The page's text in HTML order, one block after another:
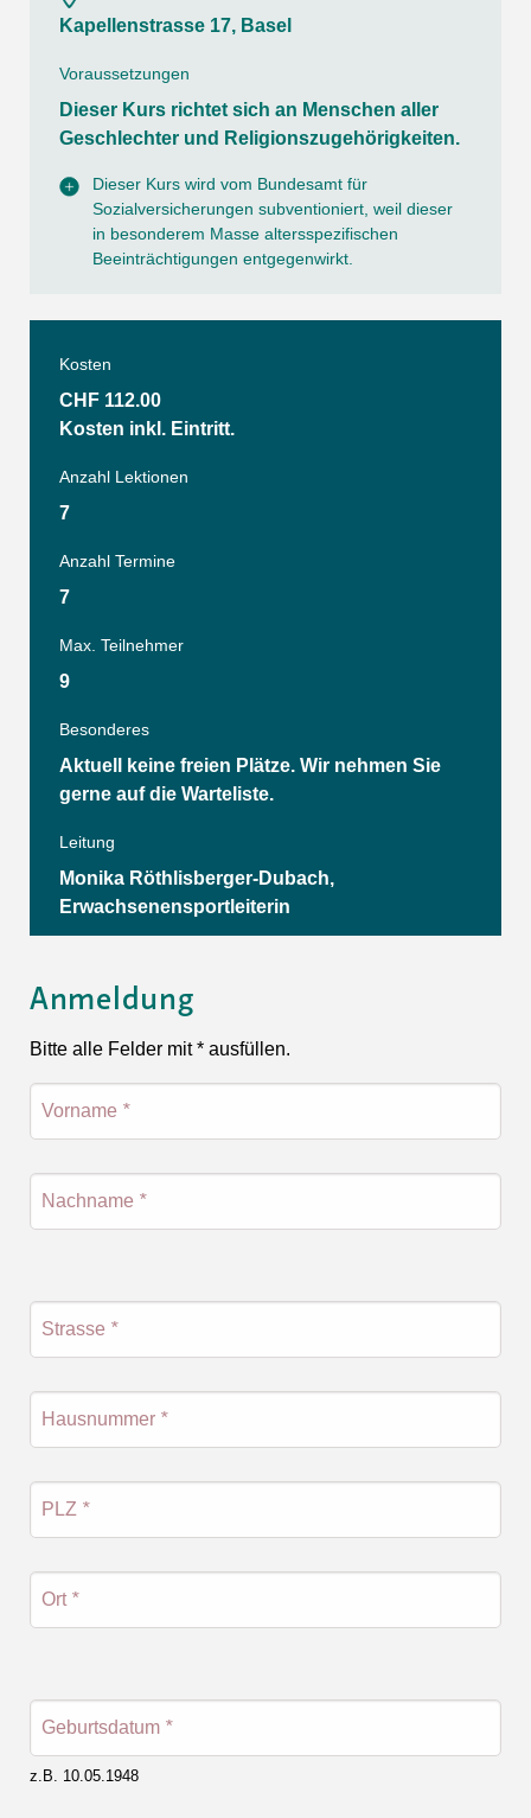
Kapellenstrasse 17, Basel
Voraussetzungen
Dieser Kurs richtet sich an Menschen aller
Geschlechter und Religionszugehörigkeiten.
Dieser Kurs wird vom Bundesamt für
Sozialversicherungen subventioniert, weil dieser
in besonderem Masse altersspezifischen
Beeinträchtigungen entgegenwirkt.
Kosten
CHF 112.00
Kosten inkl. Eintritt.
Anzahl Lektionen
7
Anzahl Termine
7
Max. Teilnehmer
9
Besonderes
Aktuell keine freien Plätze. Wir nehmen Sie
gerne auf die Warteliste.
Leitung
Monika Röthlisberger-Dubach,
Erwachsenensportleiterin
Anmeldung
Bitte alle Felder mit * ausfüllen.
Vorname *
Nachname *
Strasse *
Hausnummer *
PLZ *
Ort *
Geburtsdatum *
z.B. 10.05.1948